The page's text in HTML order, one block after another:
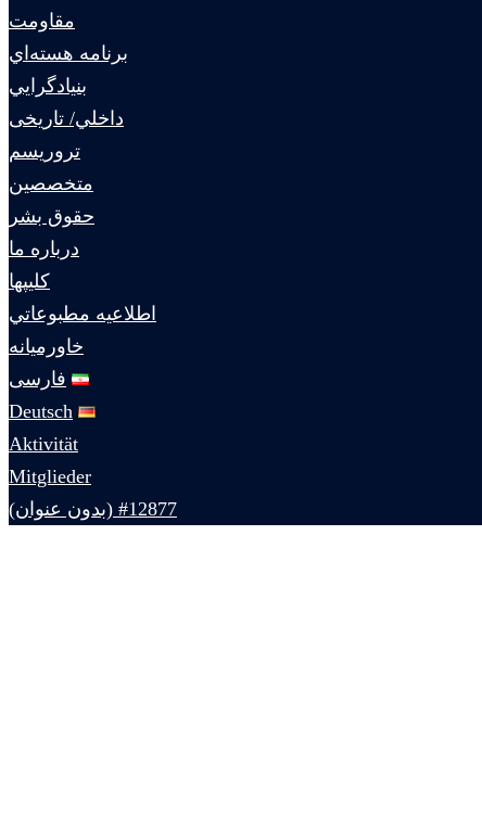
مقاومت
برنامه هسته‌اي
بنيادگرايي
داخلي/ تاریخی
تروريسم
متخصصين
حقوق بشر
درباره ما
كليپها
اطلاعيه مطبوعاتي
خاورميانه
فارسی
Deutsch
Aktivität
Mitglieder
#12877 (بدون عنوان)